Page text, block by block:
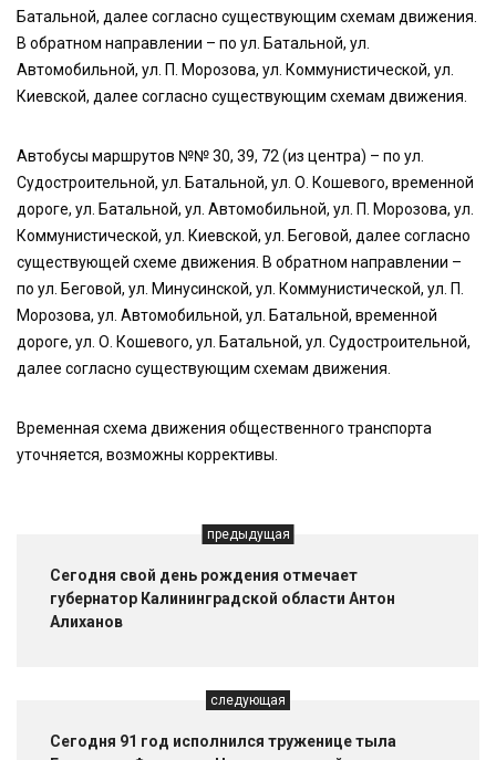
Батальной, далее согласно существующим схемам движения.
В обратном направлении – по ул. Батальной, ул.
Автомобильной, ул. П. Морозова, ул. Коммунистической, ул.
Киевской, далее согласно существующим схемам движения.
Автобусы маршрутов №№ 30, 39, 72 (из центра) – по ул.
Судостроительной, ул. Батальной, ул. О. Кошевого, временной
дороге, ул. Батальной, ул. Автомобильной, ул. П. Морозова, ул.
Коммунистической, ул. Киевской, ул. Беговой, далее согласно
существующей схеме движения. В обратном направлении –
по ул. Беговой, ул. Минусинской, ул. Коммунистической, ул. П.
Морозова, ул. Автомобильной, ул. Батальной, временной
дороге, ул. О. Кошевого, ул. Батальной, ул. Судостроительной,
далее согласно существующим схемам движения.
Временная схема движения общественного транспорта
уточняется, возможны коррективы.
предыдущая
Сегодня свой день рождения отмечает
губернатор Калининградской области Антон
Алиханов
следующая
Сегодня 91 год исполнился труженице тыла